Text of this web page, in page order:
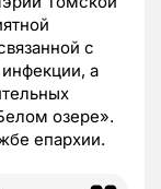
с
а
озере».
епархии.